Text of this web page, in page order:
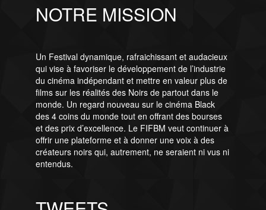
NOTRE MISSION
Un Festival dynamique, rafraichissant et audacieux
qui vise à favoriser le développement de l’industrie
du cinéma indépendant et mettre en valeur plus de
films sur les réalités des Noirs de partout dans le
monde. Un regard nouveau sur le cinéma Black
des 4 coins du monde tout en offrant des bourses
et des prix d’excellence. Le FIFBM veut continuer à
offrir une plateforme et à donner une voix à des
créateurs noirs qui, autrement, ne seraient ni vus ni
entendus.